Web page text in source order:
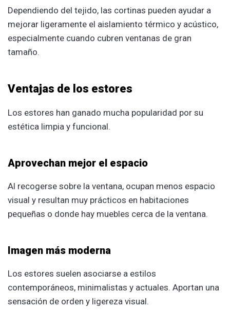
Dependiendo del tejido, las cortinas pueden ayudar a
mejorar ligeramente el aislamiento térmico y acústico,
especialmente cuando cubren ventanas de gran
tamaño.
Ventajas de los estores
Los estores han ganado mucha popularidad por su
estética limpia y funcional.
Aprovechan mejor el espacio
Al recogerse sobre la ventana, ocupan menos espacio
visual y resultan muy prácticos en habitaciones
pequeñas o donde hay muebles cerca de la ventana.
Imagen más moderna
Los estores suelen asociarse a estilos
contemporáneos, minimalistas y actuales. Aportan una
sensación de orden y ligereza visual.